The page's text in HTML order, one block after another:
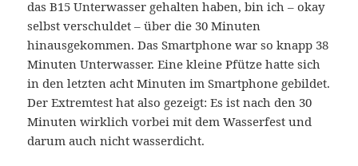
das B15 Unterwasser gehalten haben, bin ich – okay
selbst verschuldet – über die 30 Minuten
hinausgekommen. Das Smartphone war so knapp 38
Minuten Unterwasser. Eine kleine Pfütze hatte sich
in den letzten acht Minuten im Smartphone gebildet.
Der Extremtest hat also gezeigt: Es ist nach den 30
Minuten wirklich vorbei mit dem Wasserfest und
darum auch nicht wasserdicht.